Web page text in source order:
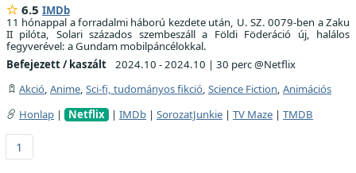
6.5 IMDb
11 hónappal a forradalmi háború kezdete után, U. SZ. 0079-ben a Zaku
II pilóta, Solari százados szembeszáll a Földi Föderáció új, halálos
fegyverével: a Gundam mobilpáncélokkal.
Befejezett / kaszált
2024.10 - 2024.10 | 30 perc @Netflix
Akció, Anime, Sci-fi, tudományos fikció, Science Fiction, Animációs
Honlap | Netflix | IMDb | SorozatJunkie | TV Maze | TMDB
1